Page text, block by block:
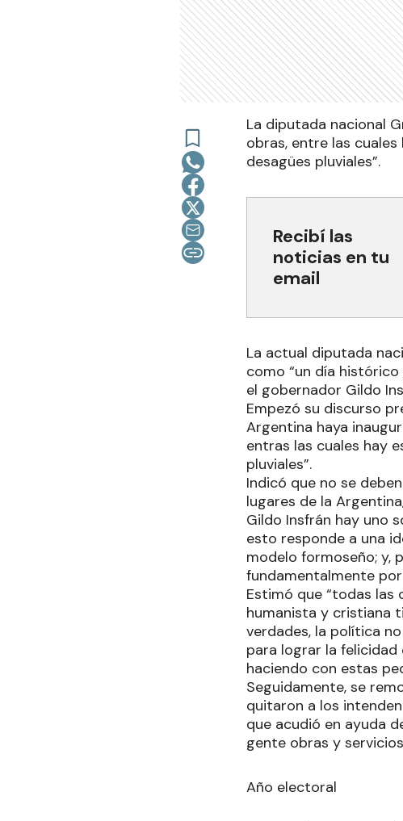
La diputada nacional
obras, entre las
desagües pluviales”.
Recibí las
noticias en tu
email
La actual diputada
como “un día
el gobernador Gildo
Empezó su discurso
Argentina haya
entras las cuales hay
pluviales”.
Indicó que no se
lugares de la
Gildo Insfrán hay uno
esto responde a una
modelo formoseño; y,
fundamentalmente por
Estimó que “todas
humanista y cristiana
verdades, la política
para lograr la felicidad
haciendo con estas
Seguidamente, se
quitaron a los
que acudió en ayuda
gente obras y
Año electoral